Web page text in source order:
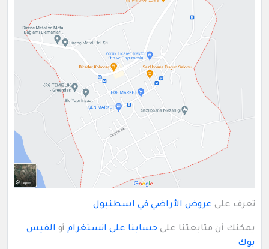
تعرف على عروض الأراضي في اسطنبول
يمكنك أن متابعتنا على حسابنا على انستغرام أو الفيس
بوك